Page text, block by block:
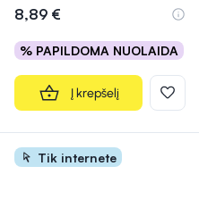
8,89 €
% PAPILDOMA NUOLAIDA
Į krepšelį
Tik internete